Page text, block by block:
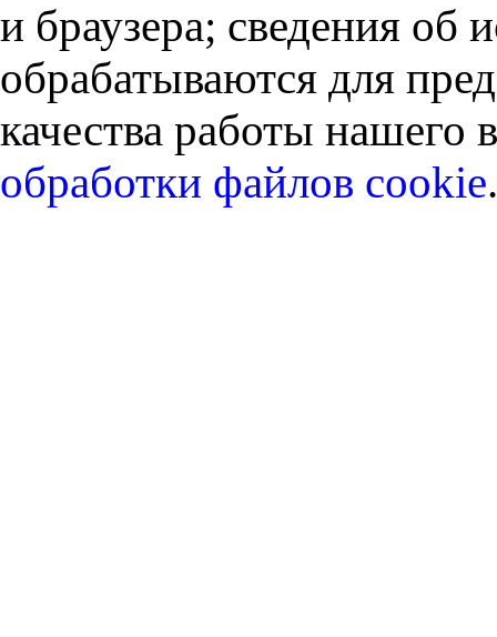
и браузера; сведения об
обрабатываются для
качества работы нашего
обработки файлов cookie.